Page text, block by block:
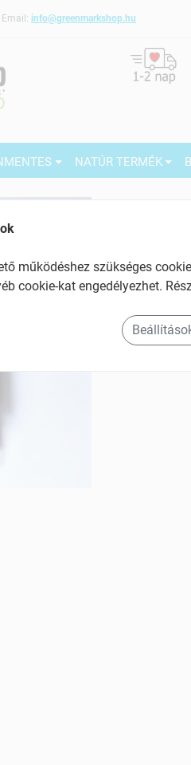
Email: info@greenmarkshop.hu
NATÚR TERMÉK
Tartalom: 10 g
EAN:
működéshez szükséges
cookie-kat engedélyezhet.